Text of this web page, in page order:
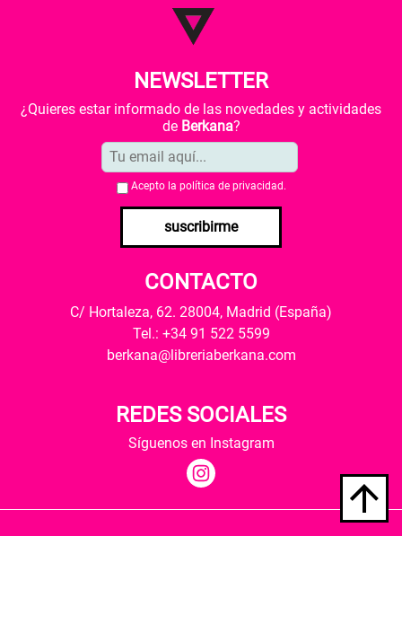
NEWSLETTER
¿Quieres estar informado de las novedades y actividades
de Berkana?
Acepto la política de privacidad .
suscribirme
CONTACTO
C/ Hortaleza, 62. 28004, Madrid (España)
Tel.: +34 91 522 5599
berkana@libreriaberkana.com
REDES SOCIALES
Síguenos en Instagram